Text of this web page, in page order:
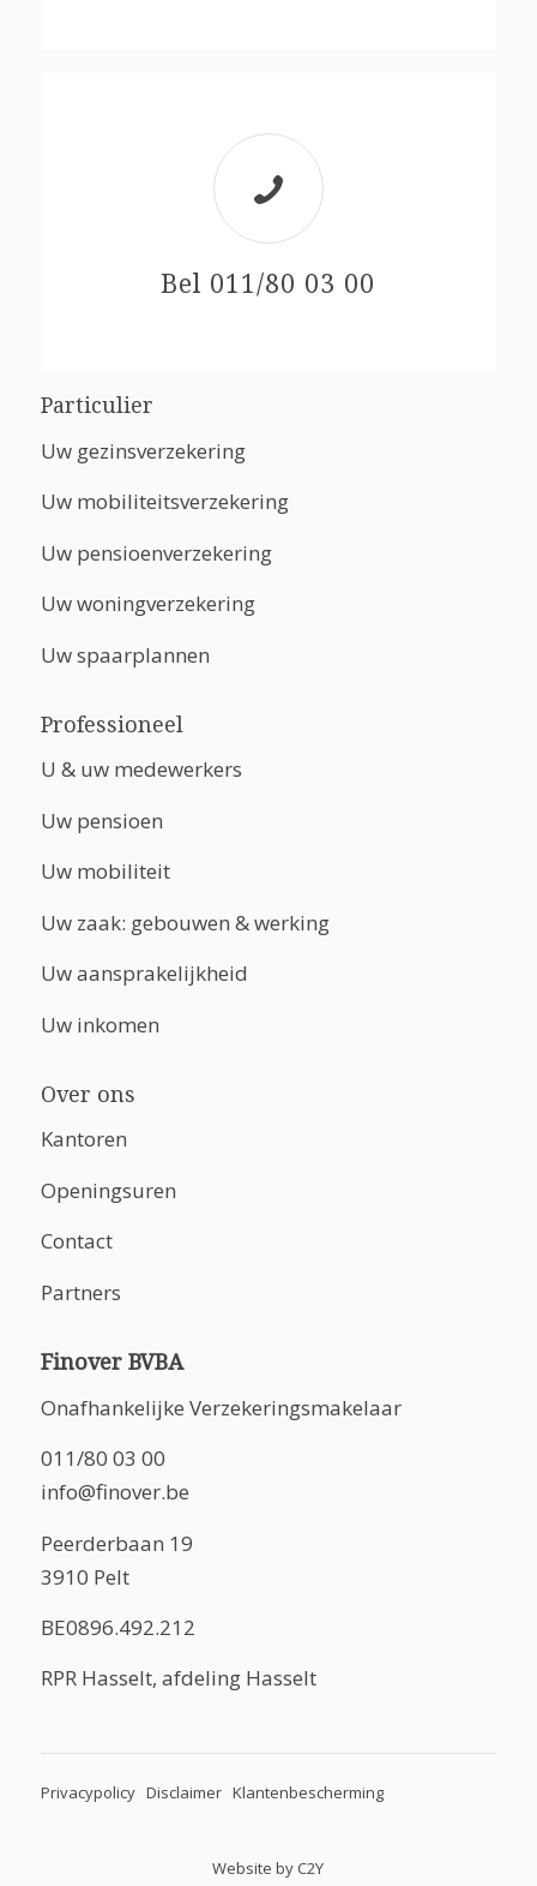
Bel 011/80 03 00
Particulier
Uw gezinsverzekering
Uw mobiliteitsverzekering
Uw pensioenverzekering
Uw woningverzekering
Uw spaarplannen
Professioneel
U & uw medewerkers
Uw pensioen
Uw mobiliteit
Uw zaak: gebouwen & werking
Uw aansprakelijkheid
Uw inkomen
Over ons
Kantoren
Openingsuren
Contact
Partners
Finover BVBA
Onafhankelijke Verzekeringsmakelaar
011/80 03 00
info@finover.be
Peerderbaan 19
3910 Pelt
BE0896.492.212
RPR Hasselt, afdeling Hasselt
Privacypolicy Disclaimer Klantenbescherming
Website by C2Y